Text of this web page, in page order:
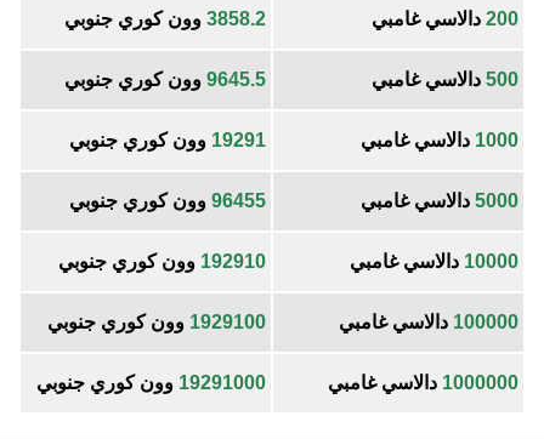
200 دالاسي غامبي 3858.2 وون كوري جنوبي
500 دالاسي غامبي 9645.5 وون كوري جنوبي
1000 دالاسي غامبي 19291 وون كوري جنوبي
5000 دالاسي غامبي 96455 وون كوري جنوبي
10000 دالاسي غامبي 192910 وون كوري جنوبي
100000 دالاسي غامبي 1929100 وون كوري جنوبي
1000000 دالاسي غامبي 19291000 وون كوري جنوبي